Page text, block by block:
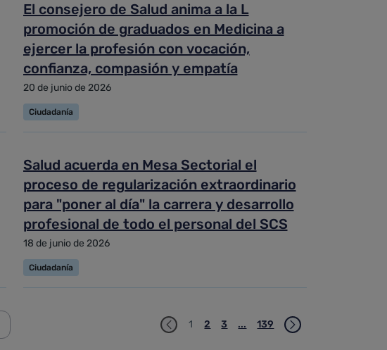
El consejero de Salud anima a la L
promoción de graduados en Medicina a
ejercer la profesión con vocación,
confianza, compasión y empatía
20 de junio de 2026
Ciudadanía
Salud acuerda en Mesa Sectorial el
proceso de regularización extraordinario
para "poner al día" la carrera y desarrollo
profesional de todo el personal del SCS
18 de junio de 2026
Ciudadanía
Página
1 Página
2 Página
3 ...Páginas intermedias Use TAB
Página
139